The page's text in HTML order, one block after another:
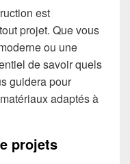
est
projet. Que vous
ou une
de savoir quels
guidera pour
adaptés à
projets